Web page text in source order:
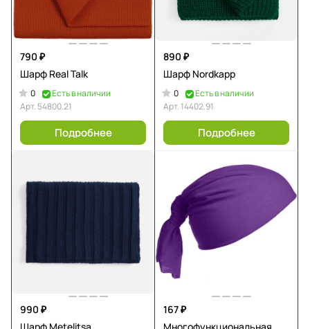
790 ₽
Шарф Real Talk
0
Есть в наличии
Арт. 54800.21
Подробнее
890 ₽
Шарф Nordkapp
0
Есть в наличии
Арт. 14402.91
Подробнее
990 ₽
167 ₽